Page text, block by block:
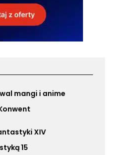
mangi i anime
XIV
15